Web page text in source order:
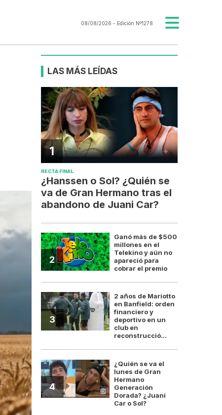
08/08/2026 - Edición Nº1278
LAS MÁS LEÍDAS
1
RECTA FINAL
¿Hanssen o Sol? ¿Quién se
va de Gran Hermano tras el
abandono de Juani Car?
2
Ganó más de $500
millones en el
Telekino y aún no
apareció para
cobrar el premio
3
2 años de Mariotto
en Banfield: orden
financiero y
deportivo en un
club en
reconstrucció...
4
¿Quién se va el
lunes de Gran
Hermano
Generación
Dorada? ¿Juani
Car o Sol?